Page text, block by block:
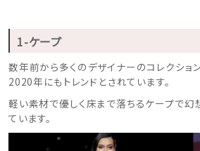
1-ケープ
数年前から多くのデザイナーのコレクショ
2020年にもトレンドとされています。
軽い素材で優しく床まで落ちるケープで
ています。